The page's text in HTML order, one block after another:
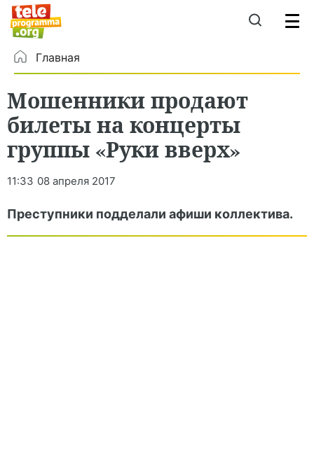
Главная
Мошенники продают
билеты на концерты
группы «Руки вверх»
11:33 08 апреля 2017
Преступники подделали афиши коллектива.